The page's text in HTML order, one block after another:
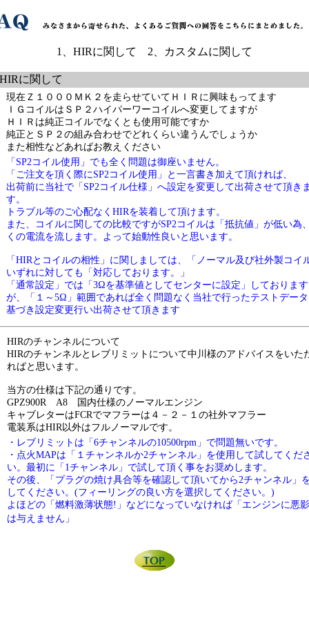
1、HIRに関して 2、カスタムに関して
に関して
現在Ｚ１０００ＭＫ２を走らせていてＨＩＲに興味もってます
ＩＧコイルはＳＰ２ハイパーワーコイルへ変更してますが
ＨＩＲは純正コイルでなくとも使用可能ですか
純正とＳＰ２の組み合わせでどれくらい違うんでしょうか
また相性などあればお教えください
「 SP2コイル使用」でも全く問題は御座いません。
「ご注文を頂く際にSP2コイル使用」と一言書き加えて頂ければ、
出荷前に当社で「 SP2コイル仕様」へ設定を変更して出荷させて頂きま
す。
トラブル等のご心配なく HIRを装着して頂けます。
また、コイルに関しての比較ですがSP2コイルは「抵抗値」が低い為
くの電流を流します。よって始動性良いと思います。
「 HIRとコイルの相性」に関しましては、「ノーマル及び社外製コイル
いずれに対しても「対応しております。」
「通常設定」では「 3Ωを基準値としてセンターに設定」しております
が、「１～ 5Ω 」範囲であれば全く問題なく当社で行ったテストデー
基づき設定変更行い出荷させて頂きます
HIRのチャンネルについて
HIRのチャンネルとレブリミットについて中川様のアドバイスをいた
ればと思います。
当方の仕様は下記の通りです。
GPZ900R
A8国内仕様のノーマルエンジン
キャブレターはFCRでマフラーは４－２－１の社外マフラー
電装系はHIR以外はフルノーマルです。
・レブリミットは「 6チャンネルの10500rpm」で問題無いです。
・点火MAPは「１チャンネルか2チャンネル」を使用して試してくだ
い。最初に「 1チャンネル」で試して頂く事をお奨めします。
その後、「プラグの焼け具合等を確認して頂いてから2チャンネル」
してください。 (フィーリングの良い方を選択してください。 )
よほどの「燃料激薄状態! 」などになっていなければ「エンジンに悪
は与えません 」